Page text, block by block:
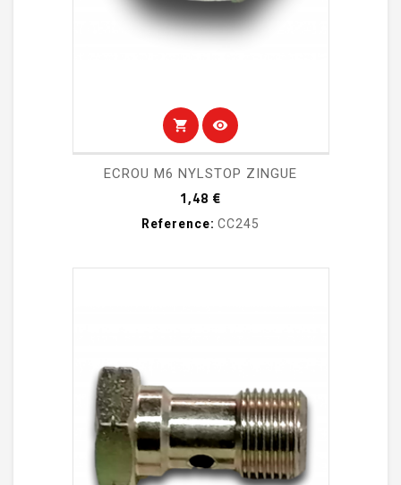
shopping_cart visibility
ECROU M6 NYLSTOP ZINGUE
1,48 €
Reference: CC245